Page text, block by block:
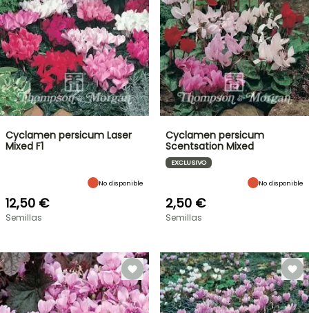
Cyclamen persicum Laser
Mixed F1
No disponible
12,50 €
Semillas
Cyclamen persicum
Scentsation Mixed
EXCLUSIVO
No disponible
2,50 €
Semillas